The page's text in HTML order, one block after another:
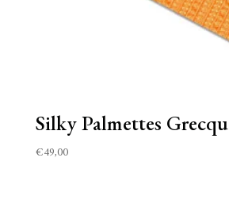
Silky Palmettes
€49,00